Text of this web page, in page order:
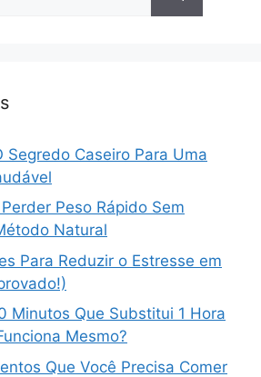
Segredo Caseiro Para Uma
Peso Rápido Sem
Natural
Para Reduzir o Estresse em
Minutos Que Substitui 1 Hora
Mesmo?
Que Você Precisa Comer